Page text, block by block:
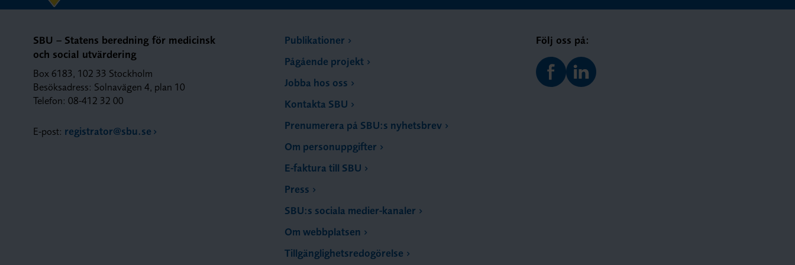
SBU – Statens beredning för medicinsk
och social utvärdering
Box 6183, 102 33 Stockholm
Besöksadress: Solnavägen 4, plan 10
Telefon: 08-412 32 00
E-post: registrator@sbu.se
Publikationer
Pågående projekt
Jobba hos oss
Kontakta SBU
Prenumerera på SBU:s nyhetsbrev
Om personuppgifter
E-faktura till SBU
Press
SBU:s sociala medier-kanaler
Om webbplatsen
Tillgänglighetsredogörelse
Följ oss på: